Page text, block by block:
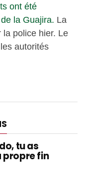
ont été
la Guajira. La
police hier. Le
autorités
tu as
propre fin